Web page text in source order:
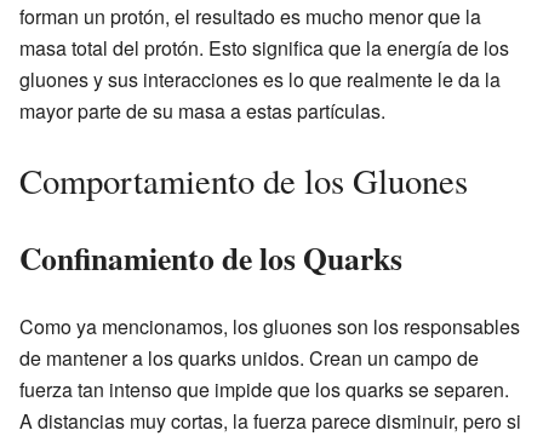
forman un protón, el resultado es mucho menor que la
masa total del protón. Esto significa que la energía de los
gluones y sus interacciones es lo que realmente le da la
mayor parte de su masa a estas partículas.
Comportamiento de los Gluones
Confinamiento de los Quarks
Como ya mencionamos, los gluones son los responsables
de mantener a los quarks unidos. Crean un campo de
fuerza tan intenso que impide que los quarks se separen.
A distancias muy cortas, la fuerza parece disminuir, pero si